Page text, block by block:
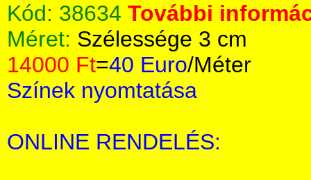
Kód: 38634 További
Méret: Szélessége 3 cm
14000 Ft=40 Euro/Méter
Színek nyomtatása
ONLINE RENDELÉS: